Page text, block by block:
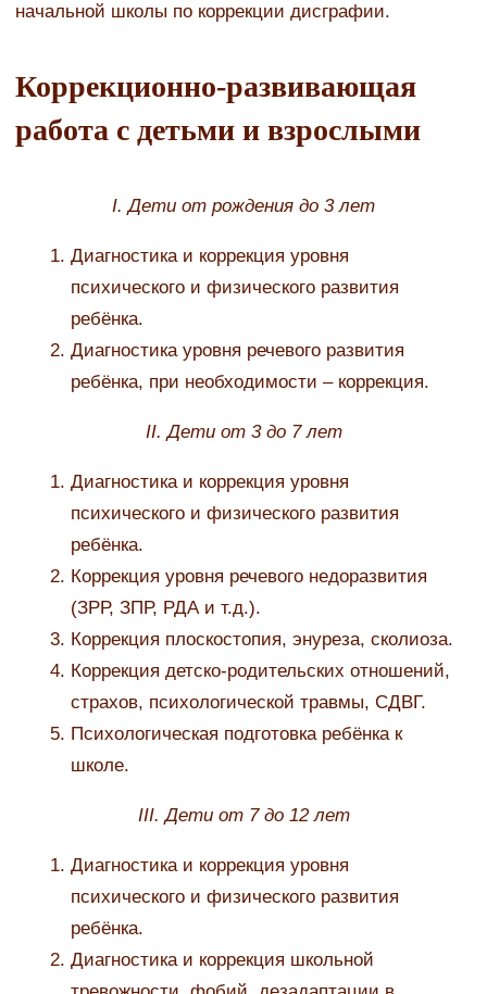
начальной школы по коррекции дисграфии.
Коррекционно-развивающая
работа с детьми и взрослыми
I. Дети от рождения до 3 лет
Диагностика и коррекция уровня
психического и физического развития
ребёнка.
Диагностика уровня речевого развития
ребёнка, при необходимости – коррекция.
II. Дети от 3 до 7 лет
Диагностика и коррекция уровня
психического и физического развития
ребёнка.
Коррекция уровня речевого недоразвития
(ЗРР, ЗПР, РДА и т.д.).
Коррекция плоскостопия, энуреза, сколиоза.
Коррекция детско-родительских отношений,
страхов, психологической травмы, СДВГ.
Психологическая подготовка ребёнка к
школе.
III. Дети от 7 до 12 лет
Диагностика и коррекция уровня
психического и физического развития
ребёнка.
Диагностика и коррекция школьной